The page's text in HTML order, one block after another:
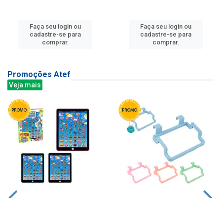
Faça seu login ou
cadastre-se para
comprar.
Faça seu login ou
cadastre-se para
comprar.
Promoções Atef
Veja mais